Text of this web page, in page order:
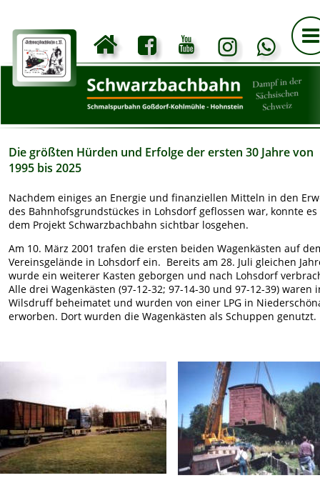
Die größten Hürden und Erfolge der ersten 30 Jahre von
1995 bis 2025
Nachdem einiges an Energie und finanziellen Mitteln in den
des Bahnhofsgrundstückes in Lohsdorf geflossen war, konnte
dem Projekt Schwarzbachbahn sichtbar losgehen.
Am 10. März 2001 trafen die ersten beiden Wagenkästen auf
Vereinsgelände in Lohsdorf ein.  Bereits am 28. Juli gleichen
wurde ein weiterer Kasten geborgen und nach Lohsdorf
Alle drei Wagenkästen (97-12-32; 97-14-30 und 97-12-39) waren
Wilsdruff beheimatet und wurden von einer LPG in
erworben. Dort wurden die Wagenkästen als Schuppen genutzt.